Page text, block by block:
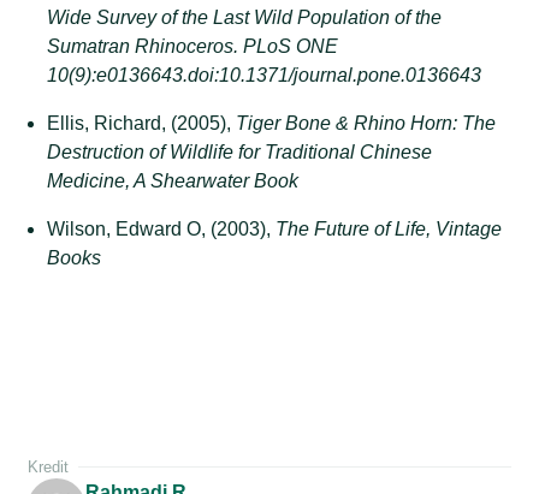
Wide Survey of the Last Wild Population of the
Sumatran Rhinoceros. PLoS ONE
10(9):e0136643.doi:10.1371/journal.pone.0136643
Ellis, Richard, (2005), Tiger Bone & Rhino Horn: The
Destruction of Wildlife for Traditional Chinese
Medicine, A Shearwater Book
Wilson, Edward O, (2003), The Future of Life, Vintage
Books
Kredit